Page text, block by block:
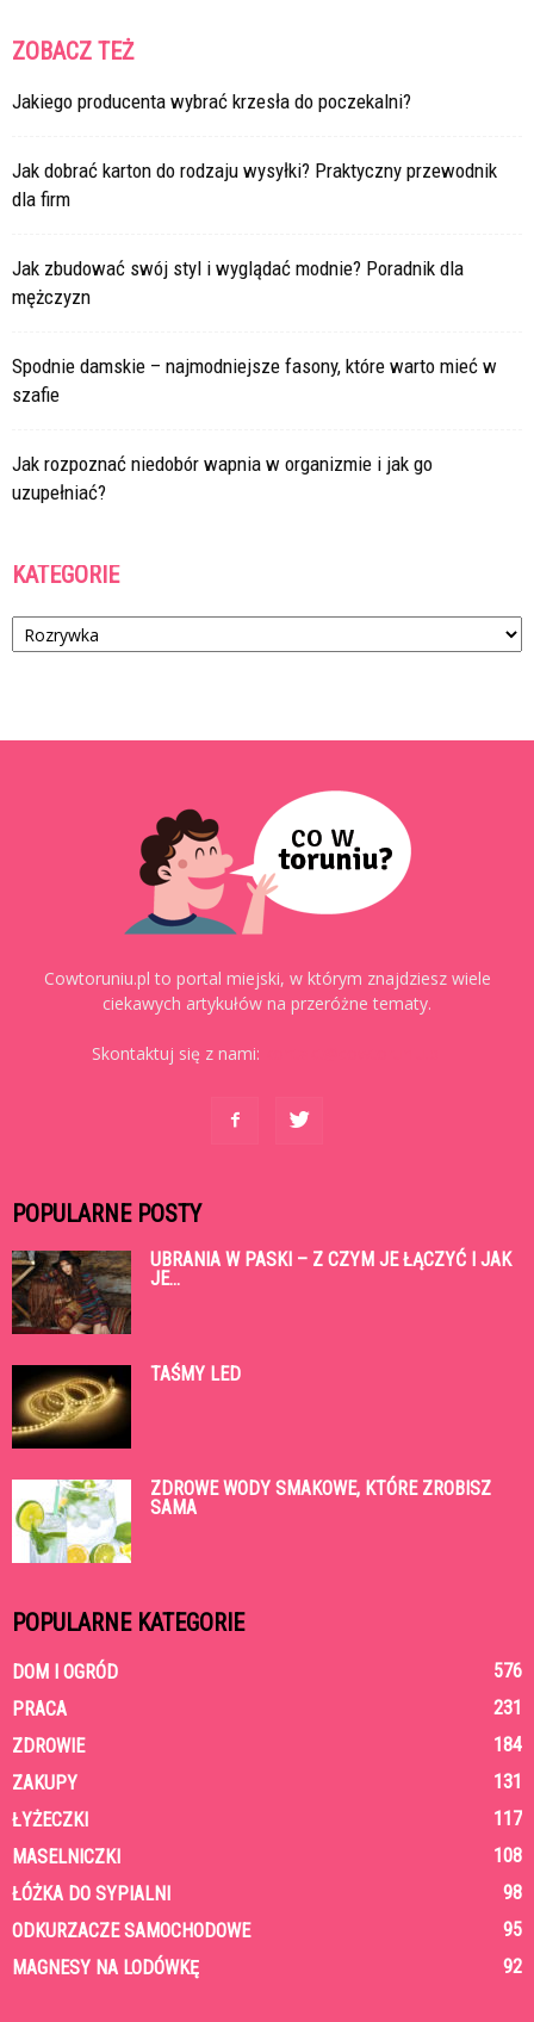
ZOBACZ TEŻ
Jakiego producenta wybrać krzesła do poczekalni?
Jak dobrać karton do rodzaju wysyłki? Praktyczny przewodnik
dla firm
Jak zbudować swój styl i wyglądać modnie? Poradnik dla
mężczyzn
Spodnie damskie – najmodniejsze fasony, które warto mieć w
szafie
Jak rozpoznać niedobór wapnia w organizmie i jak go
uzupełniać?
KATEGORIE
Kategorie
Cowtoruniu.pl to portal miejski, w którym znajdziesz wiele
ciekawych artykułów na przeróżne tematy.
Skontaktuj się z nami:
POPULARNE POSTY
UBRANIA W PASKI – Z CZYM JE ŁĄCZYĆ I JAK
JE...
TAŚMY LED
ZDROWE WODY SMAKOWE, KTÓRE ZROBISZ
SAMA
POPULARNE KATEGORIE
DOM I OGRÓD
576
PRACA
231
ZDROWIE
184
ZAKUPY
131
ŁYŻECZKI
117
MASELNICZKI
108
ŁÓŻKA DO SYPIALNI
98
ODKURZACZE SAMOCHODOWE
95
MAGNESY NA LODÓWKĘ
92